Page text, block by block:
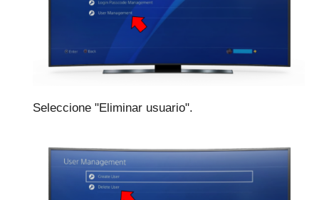
Seleccione "Eliminar usuario".